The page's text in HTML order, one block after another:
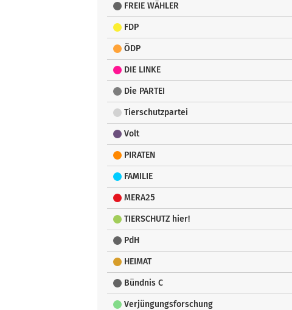
FREIE WÄHLER
FDP
ÖDP
DIE LINKE
Die PARTEI
Tierschutzpartei
Volt
PIRATEN
FAMILIE
MERA25
TIERSCHUTZ hier!
PdH
HEIMAT
Bündnis C
Verjüngungsforschung